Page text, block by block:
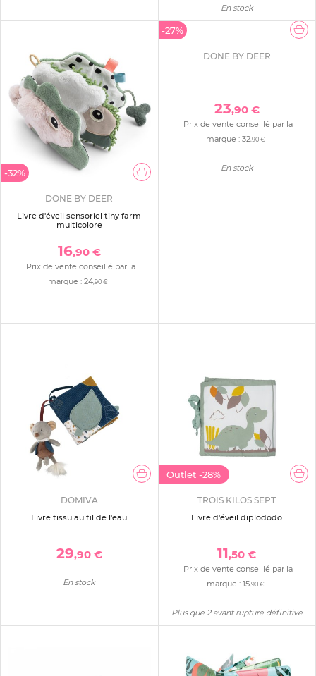
En stock
-32%
DONE BY DEER
Livre d'éveil sensoriel tiny farm
multicolore
16,90 €
Prix de vente conseillé par la
marque : 24,90 €
-27%
DONE BY DEER
23,90 €
Prix de vente conseillé par la
marque : 32,90 €
En stock
DOMIVA
Livre tissu au fil de l'eau
29,90 €
En stock
Outlet -28%
TROIS KILOS SEPT
Livre d'éveil diplododo
11,50 €
Prix de vente conseillé par la
marque : 15,90 €
Plus que 2 avant rupture définitive